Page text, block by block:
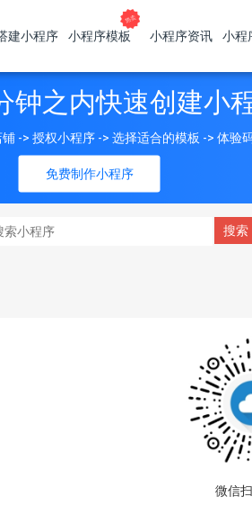
建小程序 小程序模板 小程序资讯 小程
之内快速创建小
免费制作小程序
-> 授权小程序 -> 选择适合的模板 -> 体验
微信